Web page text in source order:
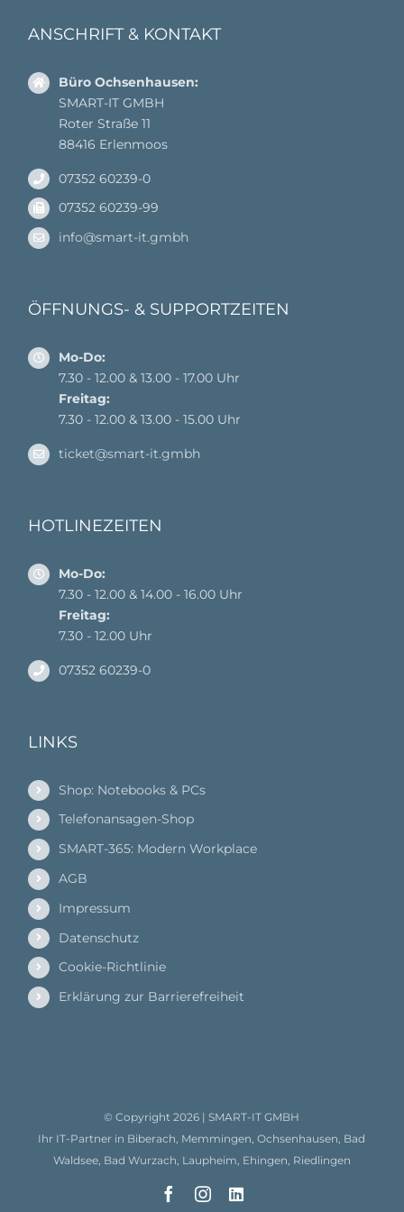
ANSCHRIFT & KONTAKT
Büro Ochsenhausen:
SMART-IT GMBH
Roter Straße 11
88416 Erlenmoos
07352 60239-0
07352 60239-99
info@smart-it.gmbh
ÖFFNUNGS- & SUPPORTZEITEN
Mo-Do:
7.30 - 12.00 & 13.00 - 17.00 Uhr
Freitag:
7.30 - 12.00 & 13.00 - 15.00 Uhr
ticket@smart-it.gmbh
HOTLINEZEITEN
Mo-Do:
7.30 - 12.00 & 14.00 - 16.00 Uhr
Freitag:
7.30 - 12.00 Uhr
07352 60239-0
LINKS
Shop: Notebooks & PCs
Telefonansagen-Shop
SMART-365: Modern Workplace
AGB
Impressum
Datenschutz
Cookie-Richtlinie
Erklärung zur Barrierefreiheit
© Copyright2026 |SMART-IT GMBH
Ihr IT-Partner in Biberach, Memmingen, Ochsenhausen, Bad
Waldsee, Bad Wurzach, Laupheim, Ehingen, Riedlingen
FacebookInstagramLinkedIn